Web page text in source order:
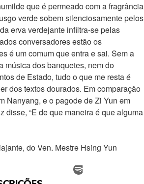
que é permeado com a fragrância
verde sobem silenciosamente pelos
erva verdejante infiltra-se pelas
conversadores estão os
é um comum que entra e sai. Sem a
música dos banquetes, nem do
de Estado, tudo o que me resta é
dos textos dourados. Em comparação
Nanyang, e o pagode de Zi Yun em
disse, “E de que maneira é que alguma
do Ven. Mestre Hsing Yun